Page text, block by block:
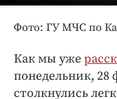
Интересное
Клиника
Фото: ГУ МЧС по
Как мы уже
понедельник, 28
столкнулись